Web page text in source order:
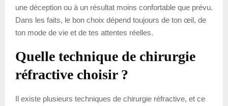
une déception ou à un résultat moins confortable que prévu.
Dans les faits, le bon choix dépend toujours de ton œil, de
ton mode de vie et de tes attentes réelles.
Quelle technique de chirurgie
réfractive choisir ?
Il existe plusieurs techniques de chirurgie réfractive, et ce